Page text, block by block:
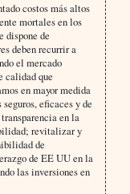
costos más altos
mortales en los
dispone de
deben recurrir a
el mercado
calidad que
en mayor medida
eficaces y de
en la
revitalizar y
de
de EE UU en la
las inversiones en